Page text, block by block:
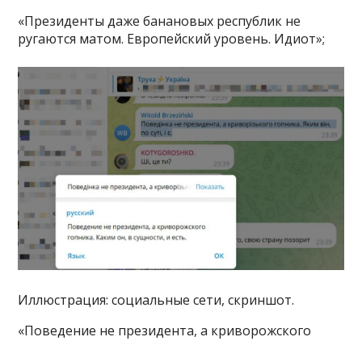
«Президенты даже банановых республик не
ругаются матом. Европейский уровень. Идиот»;
Иллюстрация: социальные сети, скриншот.
«Поведение не президента, а криворожского